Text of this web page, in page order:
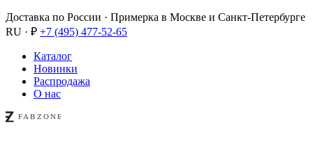
Доставка по России · Примерка в Москве и Санкт-Петербурге
RU · ₽ +7 (495) 477-52-65
Каталог
Новинки
Распродажа
О нас